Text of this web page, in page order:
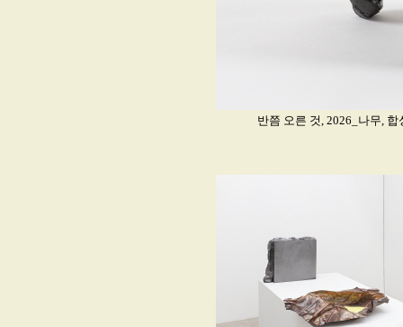
반쯤 오른 것, 2026_나무,